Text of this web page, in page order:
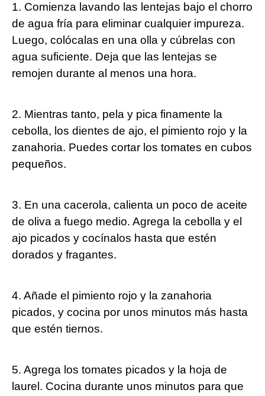
1. Comienza lavando las lentejas bajo el‍ chorro
⁤de agua fría para eliminar cualquier impureza.
Luego, colócalas en ​una olla y cúbrelas con
‌agua suficiente.‌ Deja que las lentejas se
remojen⁣ durante al menos una hora.
2.‌ Mientras tanto, pela y pica finamente la
cebolla, los dientes de ⁤ajo, el pimiento rojo ‍y la⁣
zanahoria. Puedes cortar ‌los tomates en cubos
pequeños.
3. En una cacerola, calienta un poco de aceite
de oliva a fuego medio. Agrega la cebolla y el
ajo picados y cocínalos hasta ⁤que estén
dorados y fragantes.
4. Añade el pimiento rojo y la zanahoria
picados, y cocina por​ unos minutos más hasta
que ‌estén tiernos.
5. Agrega los tomates picados y la hoja de
laurel. Cocina durante⁣ unos⁢ minutos para que